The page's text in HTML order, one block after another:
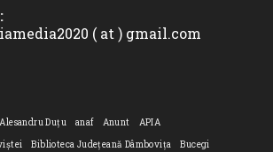
( at ) gmail.com
Alesandru Duțu anaf Anunt
APIA
Biblioteca Județeană Dâmbovița
Bucegi